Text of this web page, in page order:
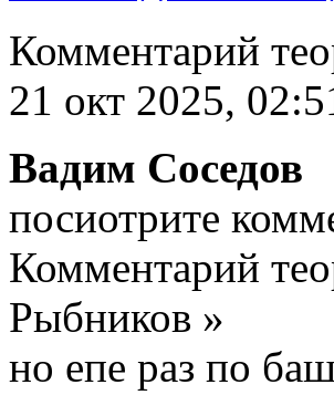
Комментарий
21 окт 2025,
Вадим Соседов
посиотрите
Комментарий
Рыбников »
но епе раз по